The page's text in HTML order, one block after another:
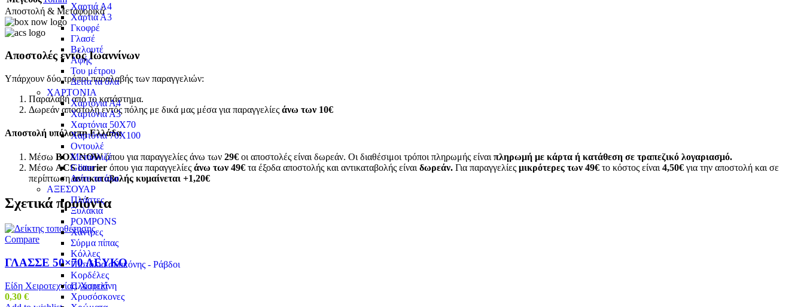
Χαρτιά Α4
Χαρτιά Α3
Γκοφρέ
Γλασέ
Βελουτέ
Αφής
Του μέτρου
Δείτα τα όλα
ΧΑΡΤΟΝΙΑ
Χαρτόνια Α4
Χαρτόνια Α3
Χαρτόνια 50Χ70
Χαρτόνια 70Χ100
Οντουλέ
Μεταλλιζέ
Glitter
Δείτε τα όλα
ΑΞΕΣΟΥΑΡ
Πλάστες
Ξυλάκια
POMPONS
Χάντρες
Σύρμα πίπας
Κόλλες
Πιστόλια σιλικόνης - Ράβδοι
Κορδέλες
Πλαστελίνη
Χρυσόσκονες
Αποστολή & Μεταφορικά
Αποστολές εντός Ιωαννίνων
Υπάρχουν δύο τρόποι παραλαβής των παραγγελιών:
Παραλαβή από το κατάστημα.
Δωρεάν αποστολή εντός πόλης με δικά μας μέσα για παραγγελίες άνω των 10€
Αποστολή υπόλοιπη Ελλάδα
Μέσω BOX NOWόπου για παραγγελίες άνω των 29€ οι αποστολές είναι δωρεάν. Οι διαθέσιμοι τρόποι πληρωμής είναι πληρωμή με κάρτα ή κατάθεση σε τραπεζικό λογαριασμό.
Μέσω ACS courier όπου για παραγγελίες άνω των 49€ τα έξοδα αποστολής και αντικαταβολής είναι δωρεάν. Για παραγγελίες μικρότερες των 49€ το κόστος είναι 4,50€ για την αποστολή και σε
περίπτωσηαντικαταβολής κυμαίνεται +1,20€
Σχετικά προϊόντα
Compare
ΓΛΑΣΣΕ 50×70 ΛΕΥΚΟ
Είδη Χειροτεχνίας, Χαρτιά
0,30 €